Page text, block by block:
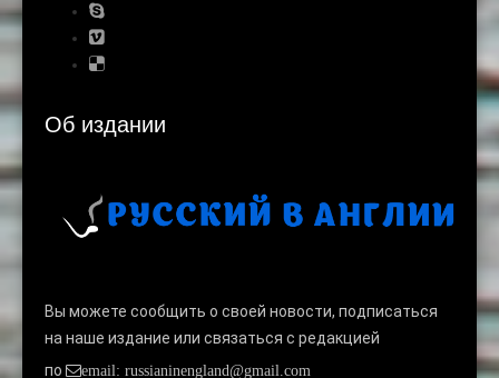
Об издании
Вы можете сообщить о своей новости, подписаться
на наше издание или связаться с редакцией
по
email: russianinengland@gmail.com